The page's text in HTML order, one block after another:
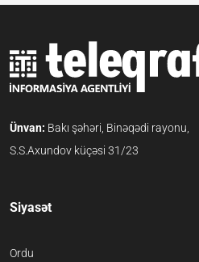
Ünvan: Bakı şəhəri, Binəqədi rayonu,
S.S.Axundov küçəsi 31/23
Siyasət
Ordu